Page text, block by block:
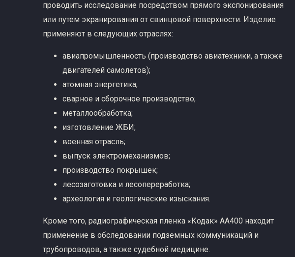
проводить исследование посредством прямого экспонирования
или путем экранирования от свинцовой поверхности. Изделие
применяют в следующих отраслях:
авиапромышленность (производство авиатехники, а также
двигателей самолетов);
атомная энергетика;
сварное и сборочное производство;
металлообработка;
изготовление ЖБИ;
военная отрасль;
выпуск электромеханизмов;
производство покрышек;
лесозаготовка и лесопереработка;
археология и геологические изыскания.
Кроме того, радиографическая пленка «Кодак» AA400 находит
применение в обследовании подземных коммуникаций и
трубопроводов, а также судебной медицине.